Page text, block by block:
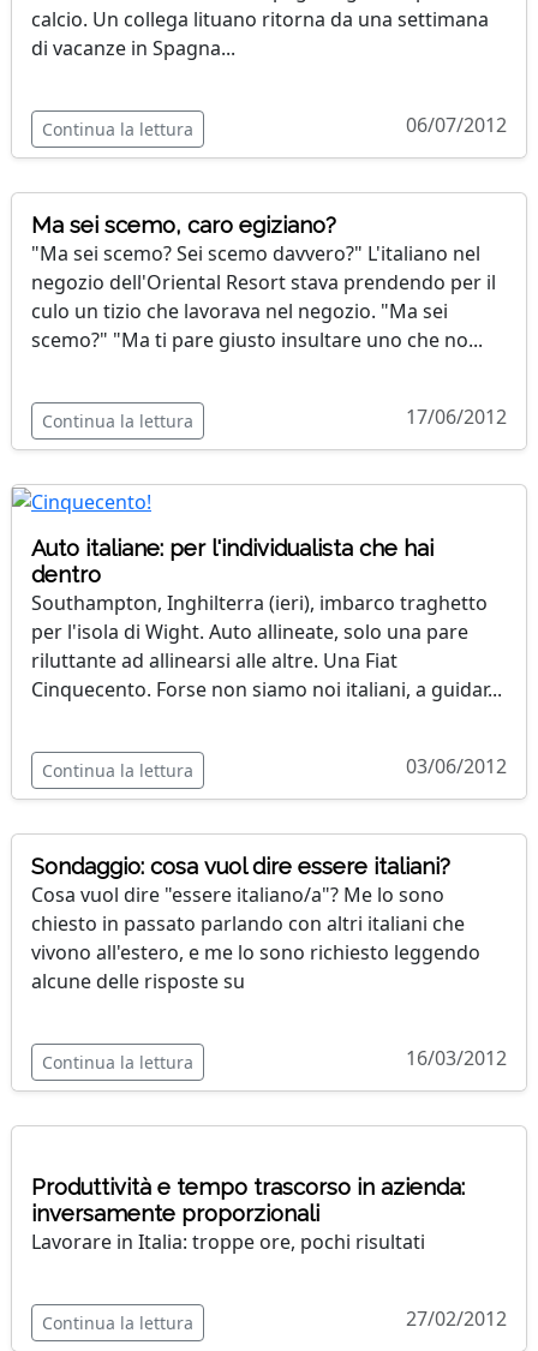
calcio. Un collega lituano ritorna da una settimana
di vacanze in Spagna...
Continua la lettura 06/07/2012
Ma sei scemo, caro egiziano?
"Ma sei scemo? Sei scemo davvero?" L'italiano nel
negozio dell'Oriental Resort stava prendendo per il
culo un tizio che lavorava nel negozio. "Ma sei
scemo?" "Ma ti pare giusto insultare uno che no...
Continua la lettura 17/06/2012
Auto italiane: per l'individualista che hai
dentro
Southampton, Inghilterra (ieri), imbarco traghetto
per l'isola di Wight. Auto allineate, solo una pare
riluttante ad allinearsi alle altre. Una Fiat
Cinquecento. Forse non siamo noi italiani, a guidar...
Continua la lettura 03/06/2012
Sondaggio: cosa vuol dire essere italiani?
Cosa vuol dire "essere italiano/a"? Me lo sono
chiesto in passato parlando con altri italiani che
vivono all'estero, e me lo sono richiesto leggendo
alcune delle risposte su
Continua la lettura 16/03/2012
Produttività e tempo trascorso in azienda:
inversamente proporzionali
Lavorare in Italia: troppe ore, pochi risultati
Continua la lettura 27/02/2012